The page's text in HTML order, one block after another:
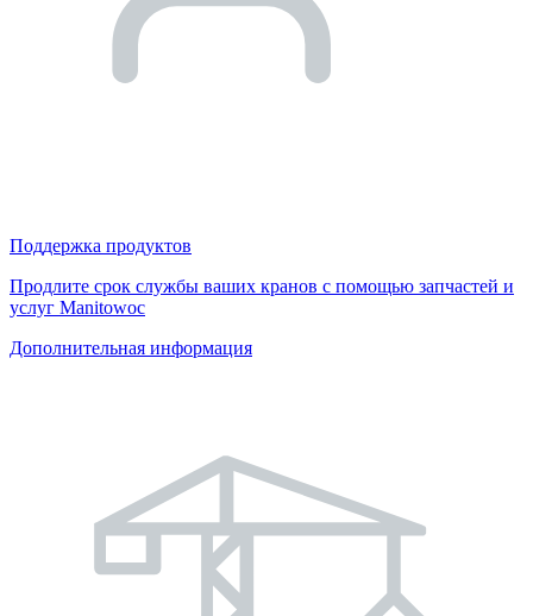
Поддержка продуктов
Продлите срок службы ваших кранов с помощью запчастей и
услуг Manitowoc
Дополнительная информация